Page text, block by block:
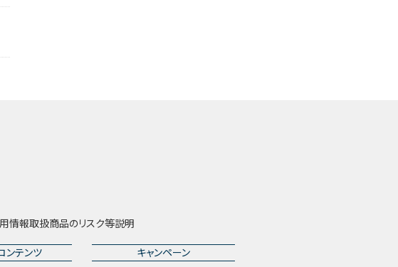
情報取扱商品のリスク等説明
ンテンツ
キャンペーン